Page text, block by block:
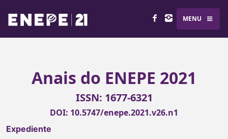
MENU
Anais do ENEPE 2021
ISSN: 1677-6321
DOI: 10.5747/enepe.2021.v26.n1
Expediente